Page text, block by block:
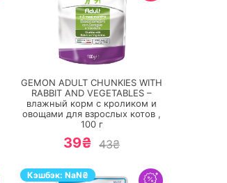
ПЕРЕЙТИ
GEMON ADULT CHUNKIES WITH
RABBIT AND VEGETABLES –
влажный корм с кроликом и
овощами для взрослых котов ,
100г
39₴ 43₴
Кэшбэк: NaN₴